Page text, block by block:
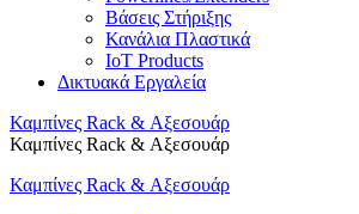
Βάσεις Στήριξης
Κανάλια Πλαστικά
IoT Products
Δικτυακά Εργαλεία
Καμπίνες Rack & Αξεσουάρ
Καμπίνες Rack & Αξεσουάρ
Καμπίνες Rack & Αξεσουάρ